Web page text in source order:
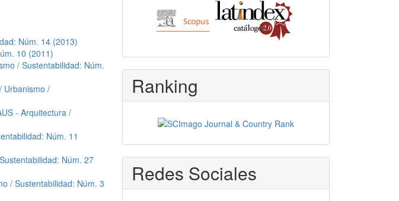
Núm. 14 (2013)
10 (2011)
/ Sustentabilidad: Núm.
Urbanismo /
- Arquitectura /
Núm. 11
Núm. 27
/ Sustentabilidad: Núm. 3
Ranking
Redes Sociales